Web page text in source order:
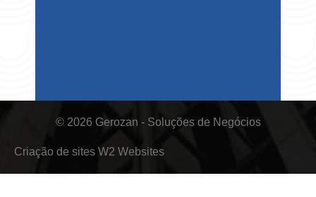
© 2026 Gerozan - Soluções de Negócios
Criação de sites W2 Websites